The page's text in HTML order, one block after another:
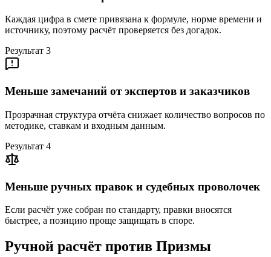
Каждая цифра в смете привязана к формуле, норме времени и
источнику, поэтому расчёт проверяется без догадок.
Результат 3
Меньше замечаний от экспертов и заказчиков
Прозрачная структура отчёта снижает количество вопросов по
методике, ставкам и входным данным.
Результат 4
Меньше ручных правок и судебных проволочек
Если расчёт уже собран по стандарту, правки вносятся
быстрее, а позицию проще защищать в споре.
Ручной расчёт против Призмы